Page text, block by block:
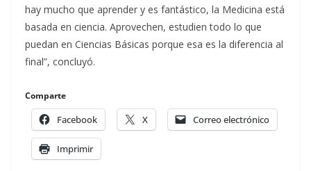
hay mucho que aprender y es fantástico, la Medicina está
basada en ciencia. Aprovechen, estudien todo lo que
puedan en Ciencias Básicas porque esa es la diferencia al
final”, concluyó.
Comparte
Facebook X Correo electrónico
Imprimir